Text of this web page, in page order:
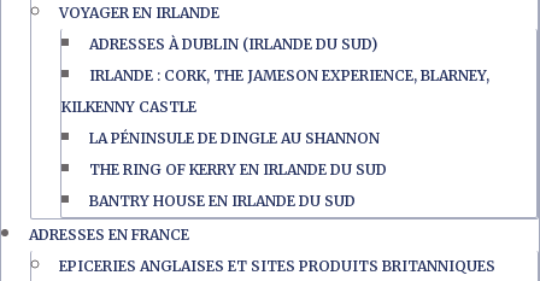
VOYAGER EN IRLANDE
ADRESSES À DUBLIN (IRLANDE DU SUD)
IRLANDE : CORK, THE JAMESON EXPERIENCE, BLARNEY,
KILKENNY CASTLE
LA PÉNINSULE DE DINGLE AU SHANNON
THE RING OF KERRY EN IRLANDE DU SUD
BANTRY HOUSE EN IRLANDE DU SUD
ADRESSES EN FRANCE
EPICERIES ANGLAISES ET SITES PRODUITS BRITANNIQUES